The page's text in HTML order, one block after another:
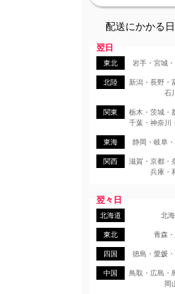
配送にかかる
翌日
東北 岩手・宮城
北陸
新潟・長野・
石川
関東
栃木・茨城・
千葉・神奈川
東海 静岡・岐阜
関西
滋賀・京都・
兵庫・
翌々日
北海道 北
東北 青森
四国 徳島・愛媛
中国
鳥取・広島・
岡